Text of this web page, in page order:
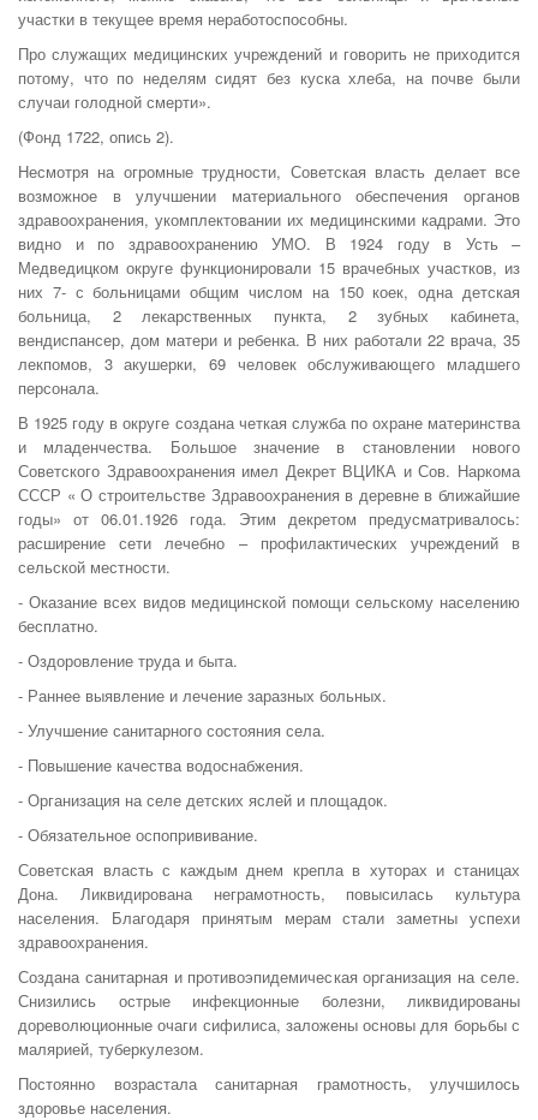
участки в текущее время неработоспособны.
Про служащих медицинских учреждений и говорить не приходится
потому, что по неделям сидят без куска хлеба, на почве были
случаи голодной смерти».
(Фонд 1722, опись 2).
Несмотря на огромные трудности, Советская власть делает все
возможное в улучшении материального обеспечения органов
здравоохранения, укомплектовании их медицинскими кадрами. Это
видно и по здравоохранению УМО. В 1924 году в Усть –
Медведицком округе функционировали 15 врачебных участков, из
них 7- с больницами общим числом на 150 коек, одна детская
больница, 2 лекарственных пункта, 2 зубных кабинета,
вендиспансер, дом матери и ребенка. В них работали 22 врача, 35
лекпомов, 3 акушерки, 69 человек обслуживающего младшего
персонала.
В 1925 году в округе создана четкая служба по охране материнства
и младенчества. Большое значение в становлении нового
Советского Здравоохранения имел Декрет ВЦИКА и Сов. Наркома
СССР « О строительстве Здравоохранения в деревне в ближайшие
годы» от 06.01.1926 года. Этим декретом предусматривалось:
расширение сети лечебно – профилактических учреждений в
сельской местности.
- Оказание всех видов медицинской помощи сельскому населению
бесплатно.
- Оздоровление труда и быта.
- Раннее выявление и лечение заразных больных.
- Улучшение санитарного состояния села.
- Повышение качества водоснабжения.
- Организация на селе детских яслей и площадок.
- Обязательное оспопрививание.
Советская власть с каждым днем крепла в хуторах и станицах
Дона. Ликвидирована неграмотность, повысилась культура
населения. Благодаря принятым мерам стали заметны успехи
здравоохранения.
Создана санитарная и противоэпидемическая организация на селе.
Снизились острые инфекционные болезни, ликвидированы
дореволюционные очаги сифилиса, заложены основы для борьбы с
малярией, туберкулезом.
Постоянно возрастала санитарная грамотность, улучшилось
здоровье населения.